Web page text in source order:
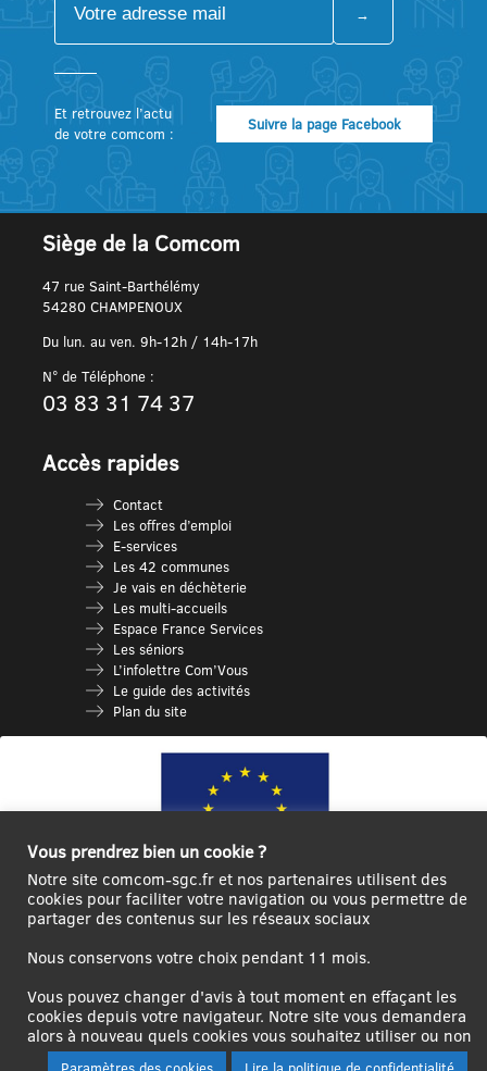
Et retrouvez l’actu
de votre comcom :
Suivre la page Facebook
Siège de la Comcom
47 rue Saint-Barthélémy
54280 CHAMPENOUX
Du lun. au ven. 9h-12h / 14h-17h
N° de Téléphone :
03 83 31 74 37
Accès rapides
Contact
Les offres d’emploi
E-services
Les 42 communes
Je vais en déchèterie
Les multi-accueils
Espace France Services
Les séniors
L’infolettre Com’Vous
Le guide des activités
Plan du site
Ce site internet a été cofinancé par l’Union européenne avec le Fonds
connecter|Se
déconnecter
compte
utilisateur
du
site
légales
Vous prendrez bien un cookie ?
Notre site comcom-sgc.fr et nos partenaires utilisent des
cookies pour faciliter votre navigation ou vous permettre de
partager des contenus sur les réseaux sociaux
Nous conservons votre choix pendant 11 mois.
Vous pouvez changer d'avis à tout moment en effaçant les
cookies depuis votre navigateur. Notre site vous demandera
alors à nouveau quels cookies vous souhaitez utiliser ou non